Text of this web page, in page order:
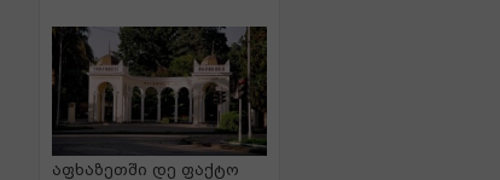
აფხაზეთში დე ფაქტო